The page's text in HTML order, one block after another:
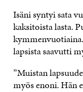
Isäni syntyi sata
kaksitoista lasta.
lapsista saavutti
”Muistan
myös enoni. Hän